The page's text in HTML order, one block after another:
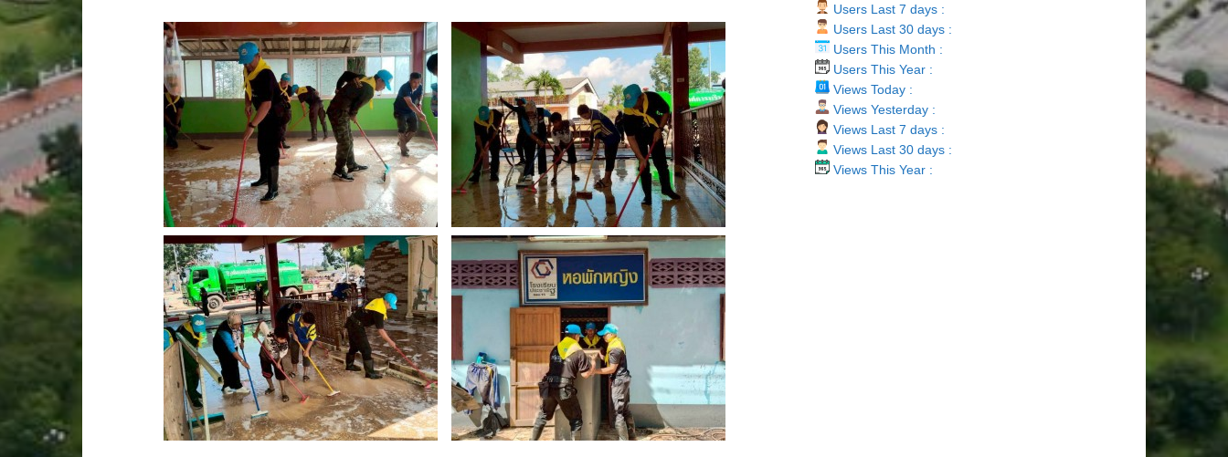
Users Last 7 days :
Users Last 30 days :
Users This Month :
Users This Year :
Views Today :
Views Yesterday :
Views Last 7 days :
Views Last 30 days :
Views This Year :